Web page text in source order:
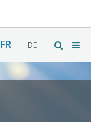
FR DE